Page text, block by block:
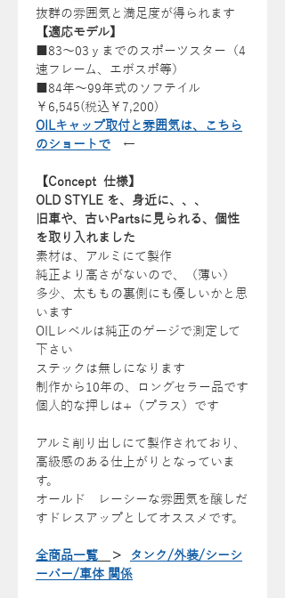
抜群の雰囲気と満足度が得られます
【適応モデル】
■83～03ｙまでのスポーツスター（4
速フレーム、エボスポ等）
■84年～99年式のソフテイル
￥6,545(税込￥7,200)
OILキャップ取付と雰囲気は、こちら
のショートで ←
【Concept 仕様】
OLD STYLE を、身近に、、、
旧車や、古いPartsに見られる、個性
を取り入れました
素材は、アルミにて製作
純正より高さがないので、（薄い）
多少、太ももの裏側にも優しいかと思
います
OILレベルは純正のゲージで測定して
下さい
ステックは無しになります
制作から10年の、ロングセラー品です
個人的な押しは+（プラス）です
アルミ削り出しにて製作されており、
高級感のある仕上がりとなっていま
す。
オールド レーシーな雰囲気を醸しだ
すドレスアップとしてオススメです。
全商品一覧 ＞
タンク/外装/シーシ
ーバー/車体 関係